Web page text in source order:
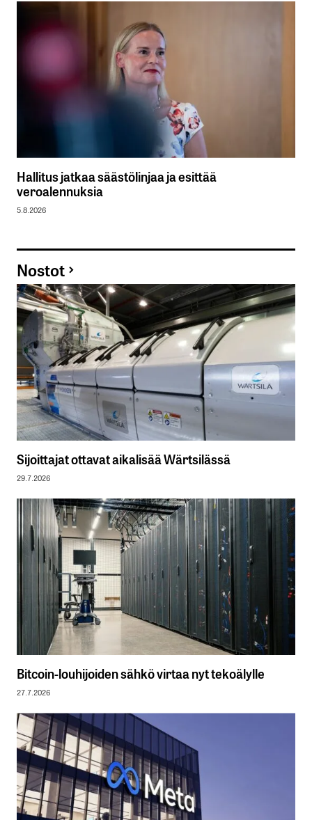
Hallitus jatkaa säästölinjaa ja esittää
veroalennuksia
5.8.2026
Nostot
Sijoittajat ottavat aikalisää Wärtsilässä
29.7.2026
Bitcoin-louhijoiden sähkö virtaa nyt tekoälylle
27.7.2026